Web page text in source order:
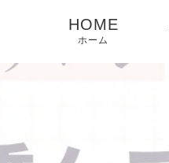
HOME
ホーム